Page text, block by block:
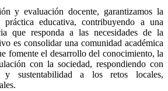
y evaluación docente, garantizamos la
educativa, contribuyendo a una
que responda a las necesidades de la
es consolidar una comunidad académica
fomente el desarrollo del conocimiento, la
con la sociedad, respondiendo con
y sustentabilidad a los retos locales,